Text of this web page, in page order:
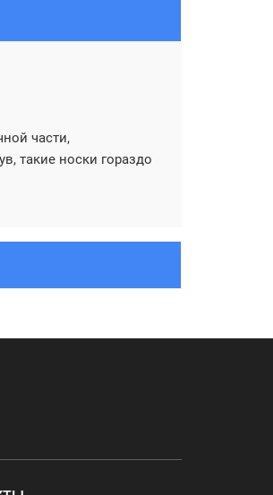
части,
такие носки гораздо